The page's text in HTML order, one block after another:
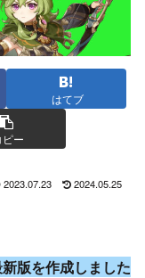
はてブ
ピー
2023.07.23 2024.05.25
版を作成しました